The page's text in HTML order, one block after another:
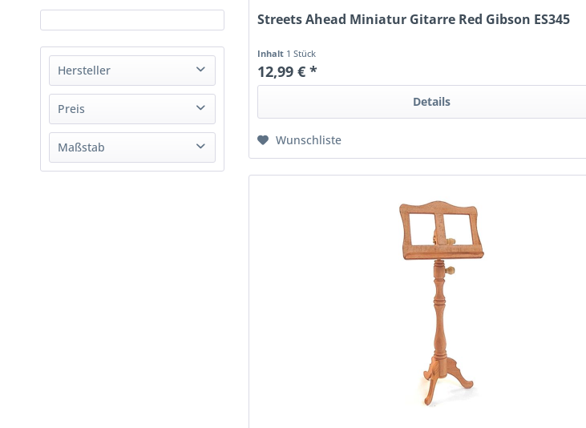
Hersteller
Creal
Dolls House Emporium
Liebe Holzspielzeug
Streets Ahead Dollshouse
Preis
von12,99 €bis34,90 €
Maßstab
Streets Ahead Miniatur Gitarre Red Gibson ES345
Inhalt 1 Stück
12,99 € *
Details
Wunschliste